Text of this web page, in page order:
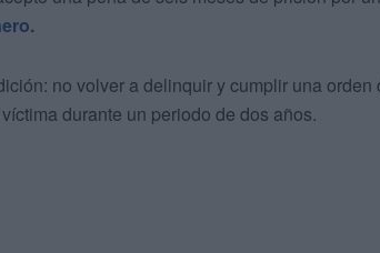
no volver a delinquir y cumplir una orden
durante un periodo de dos años.